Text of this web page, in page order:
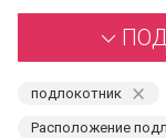
подлокотник ⨯
Расположение